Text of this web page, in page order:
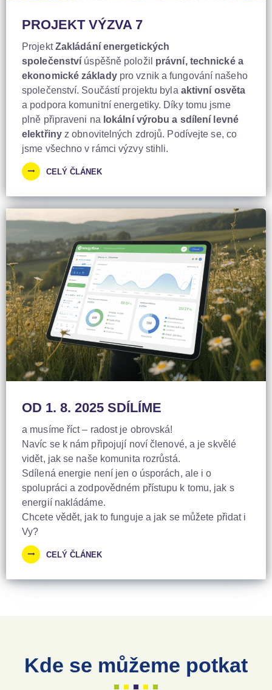
PROJEKT VÝZVA 7
ProjektZakládání energetických
společenství úspěšně položil právní, technické a
ekonomické základypro vznik a fungování našeho
společenství. Součástí projektu byla aktivní osvěta
a podpora komunitní energetiky. Díky tomu jsme
plně připraveni na lokální výrobu a sdílení levné
elektřinyz obnovitelných zdrojů. Podívejte se, co
jsme všechno v rámci výzvy stihli.
CELÝ ČLÁNEK
OD 1. 8. 2025 SDÍLÍME
a musíme říct – radost je obrovská!
Navíc se k nám připojují noví členové, a je skvělé
vidět, jak se naše komunita rozrůstá.
Sdílená energie není jen o úsporách, ale i o
spolupráci a zodpovědném přístupu k tomu, jak s
energií nakládáme.
Chcete vědět, jak to funguje a jak se můžete přidat i
Vy?
CELÝ ČLÁNEK
Kde se můžeme potkat